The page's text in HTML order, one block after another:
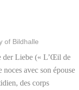
of Bildhalle
der Liebe (« L’Œil de
noces avec son épouse
des corps